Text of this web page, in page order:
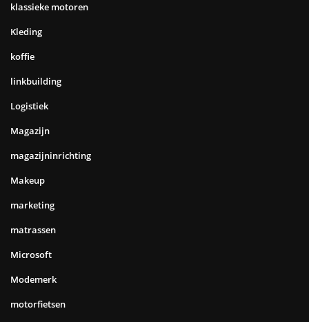
klassieke motoren
Kleding
koffie
linkbuilding
Logistiek
Magazijn
magazijninrichting
Makeup
marketing
matrassen
Microsoft
Modemerk
motorfietsen